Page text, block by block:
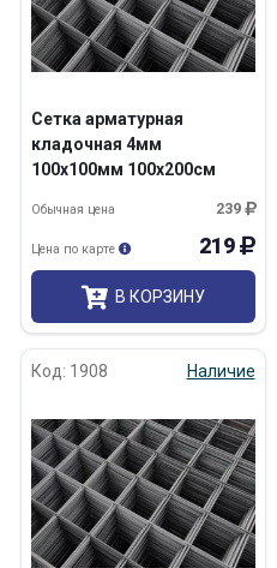
Сетка арматурная
кладочная 4мм
100х100мм 100х200см
239
Обычная цена
219
Цена по карте
В КОРЗИНУ
Код: 1908 Наличие